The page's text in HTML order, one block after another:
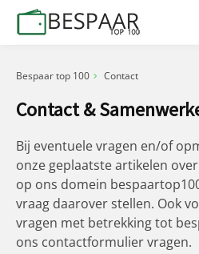
Bespaar top 100 Contact
Contact &
Bij eventuele vragen en/of
onze geplaatste artikelen
op ons domein
vraag daarover stellen. Ook
vragen met betrekking tot
ons contactformulier vragen.